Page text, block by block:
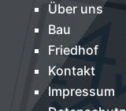
Über uns
Bau
Friedhof
Kontakt
Impressum